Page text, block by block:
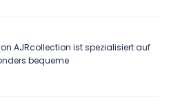
AJRcollection ist spezialisiert auf
bequeme